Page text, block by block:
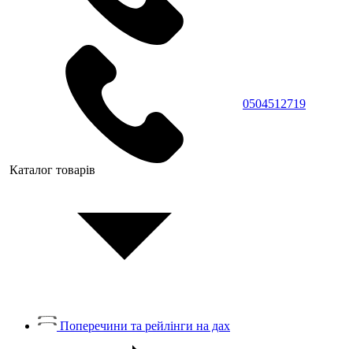
0504512719
Каталог товарів
Поперечини та рейлінги на дах